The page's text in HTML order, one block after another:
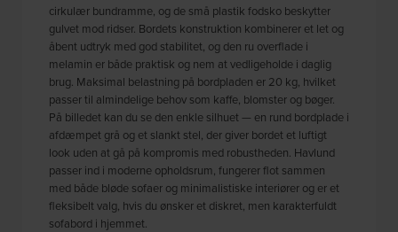
cirkulær bundramme, og de små plastik fodsko beskytter
gulvet mod ridser. Bordets konstruktion kombinerer et let og
åbent udtryk med god stabilitet, og den ru overflade i
melamin er både praktisk og nem at vedligeholde i daglig
brug. Maksimal belastning på bordpladen er 20 kg, hvilket
passer til almindelige behov som kaffe, blomster og bøger.
På billedet kan du se den enkle silhuet — en rund bordplade i
afdæmpet grå og et slankt stel, der giver bordet et luftigt
look uden at gå på kompromis med robustheden. Havlund
passer ind i moderne opholdsrum, fungerer flot sammen
med både bløde sofaer og minimalistiske interiører og er et
fleksibelt valg, hvis du ønsker et diskret, men karakterfuldt
sofabord i hjemmet.